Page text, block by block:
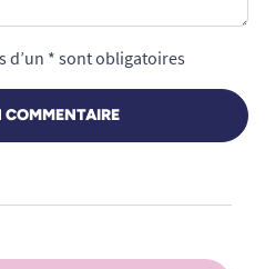
d’un * sont obligatoires
COMMENTAIRE